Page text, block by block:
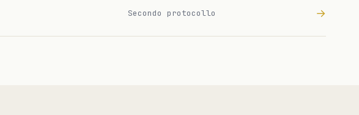
Secondo protocollo →